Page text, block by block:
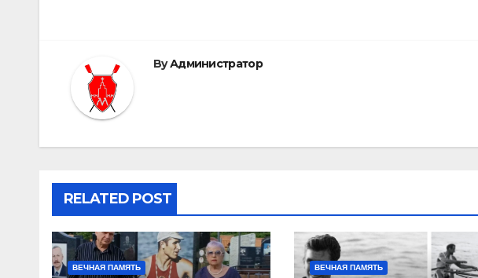
ByАдминистратор
RELATED POST
ВЕЧНАЯ ПАМЯТЬ ВЕЧНАЯ ПАМЯТЬ